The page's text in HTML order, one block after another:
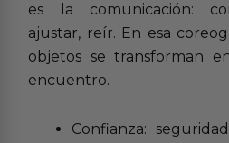
es la comunicación:
ajustar, reír. En esa
objetos se transforman
encuentro.
Confianza: